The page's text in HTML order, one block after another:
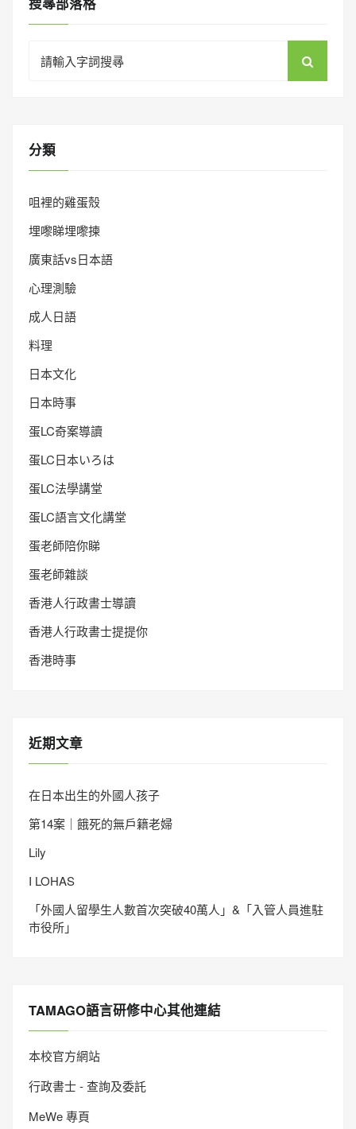
for:
分類
咀裡的雞蛋殼
埋嚟睇埋嚟揀
廣東話vs日本語
心理測驗
成人日語
料理
日本文化
日本時事
蛋LC奇案導讀
蛋LC日本いろは
蛋LC法學講堂
蛋LC語言文化講堂
蛋老師陪你睇
蛋老師雜談
香港人行政書士導讀
香港人行政書士提提你
香港時事
近期文章
在日本出生的外國人孩子
第14案｜餓死的無戶籍老婦
Lily
I LOHAS
「外國人留學生人數首次突破40萬人」&「入管人員進駐
市役所」
TAMAGO語言研修中心其他連結
本校官方網站
行政書士 - 查詢及委託
MeWe 專頁